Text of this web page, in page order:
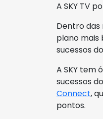
A SKY TV
Dentro das
plano mais
sucessos
A SKY tem
sucessos
Connect,
pontos.